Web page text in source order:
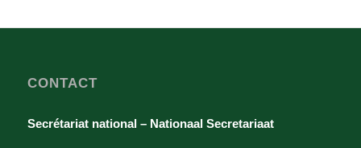
CONTACT
Secrétariat national – Nationaal Secretariaat